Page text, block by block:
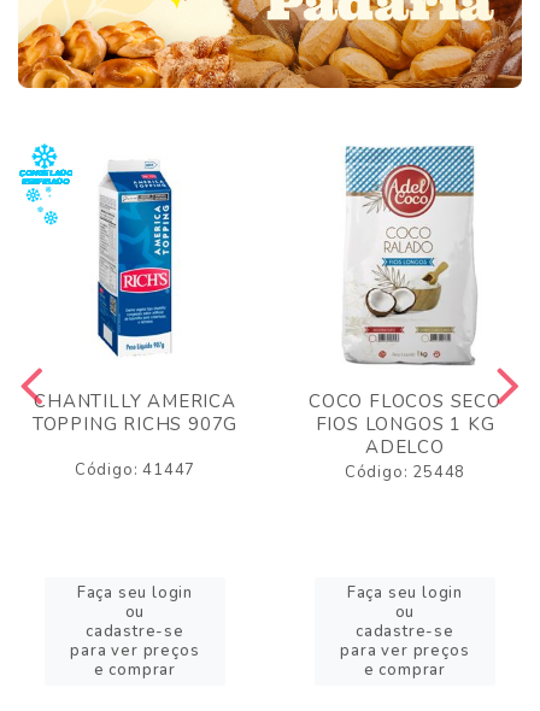
CHANTILLY AMERICA
TOPPING RICHS 907G
Código: 41447
Faça seu login
ou
cadastre-se
para ver preços
e comprar
COCO FLOCOS SECO
FIOS LONGOS 1 KG
ADELCO
Código: 25448
Faça seu login
ou
cadastre-se
para ver preços
e comprar